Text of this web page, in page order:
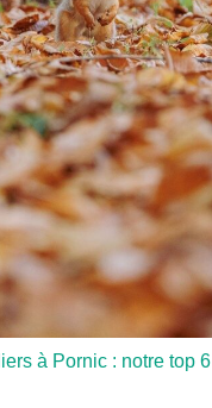
à Pornic : notre top 6